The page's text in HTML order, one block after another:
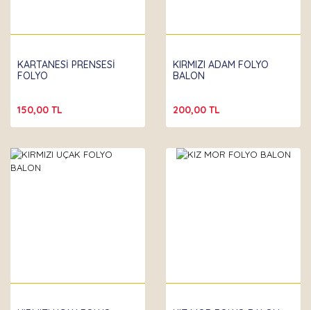
KARTANESİ PRENSESİ
FOLYO
150,00 TL
KIRMIZI ADAM FOLYO
BALON
200,00 TL